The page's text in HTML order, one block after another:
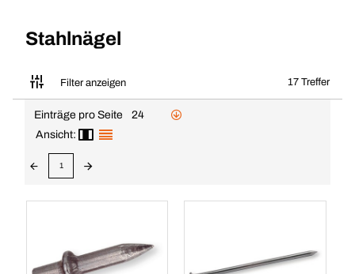
Stahlnägel
Filter anzeigen 17 Treffer
Einträge pro Seite
24
Ansicht:
1